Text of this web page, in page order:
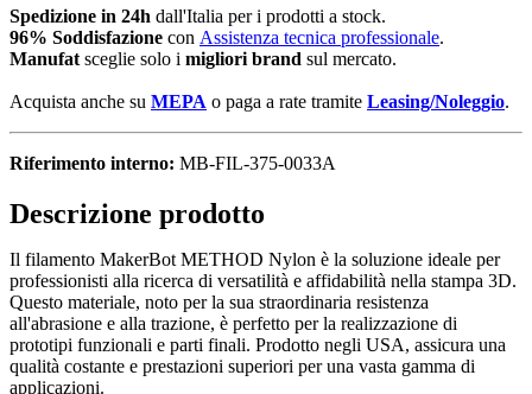
Spedizione in 24h dall'Italia per i prodotti a stock.
96% Soddisfazione con Assistenza tecnica professionale.
Manufat sceglie solo i migliori brand sul mercato.
Acquista anche su MEPA o paga a rate tramite Leasing/Noleggio.
Riferimento interno: MB-FIL-375-0033A
Descrizione prodotto
Il filamento MakerBot METHOD Nylon è la soluzione ideale per
professionisti alla ricerca di versatilità e affidabilità nella stampa 3D.
Questo materiale, noto per la sua straordinaria resistenza
all'abrasione e alla trazione, è perfetto per la realizzazione di
prototipi funzionali e parti finali. Prodotto negli USA, assicura una
qualità costante e prestazioni superiori per una vasta gamma di
applicazioni.